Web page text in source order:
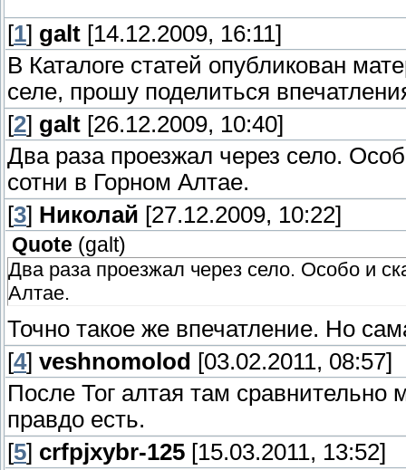
[1] galt [14.12.2009, 16:11]
В Каталоге статей опубликован
селе, прошу поделиться
[2] galt [26.12.2009, 10:40]
Два раза проезжал через село.
сотни в Горном Алтае.
[3] Николай [27.12.2009, 10:22]
Quote (galt)
Два раза проезжал через село. Особо и
Алтае.
Точно такое же впечатление. Но
[4] veshnomolod [03.02.2011, 08:57]
После Тог алтая там сравнительно
правдо есть.
[5] crfpjxybr-125 [15.03.2011, 13:52]